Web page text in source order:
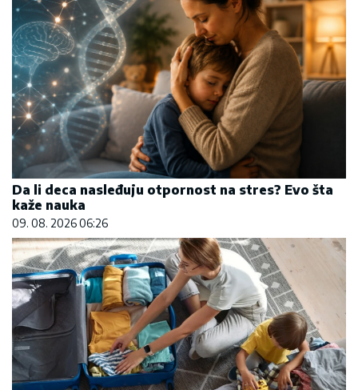
Da li deca nasleđuju otpornost na stres? Evo šta
kaže nauka
09. 08. 2026 06:26